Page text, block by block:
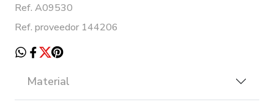
Ref. A09530
Ref. proveedor 144206
Material